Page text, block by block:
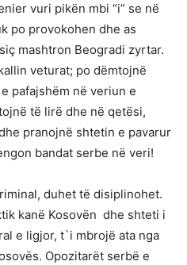
vuri pikën mbi “i” se në
po provokohen dhe as
mashtron Beogradi zyrtar.
veturat; po dëmtojnë
pafajshëm në veriun e
të lirë dhe në qetësi,
pranojnë shtetin e pavarur
bandat serbe në veri!
duhet të disiplinohet.
kanë Kosovën dhe shteti i
e ligjor, t`i mbrojë ata nga
Opozitarët serbë e